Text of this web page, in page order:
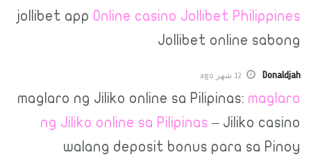
jollibet appOnline casino Jollibet
Jollibet online
12 شهر ago
maglaro ng Jiliko online sa Pilipinas:
ng Jiliko online sa Pilipinas–
walang deposit bonus para